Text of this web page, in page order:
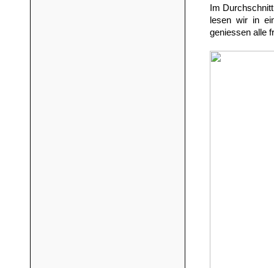
Im
lesen wir in
geniessen alle